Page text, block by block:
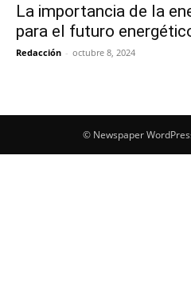
La importancia de la
para el futuro
Redacción - octubre 8, 2024
© Newspaper